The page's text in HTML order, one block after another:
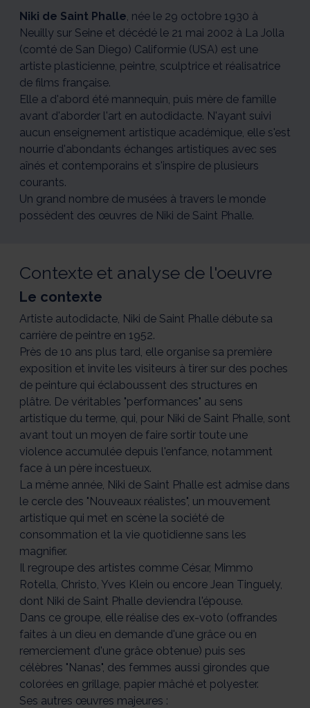
Niki de Saint Phalle, née le 29 octobre 1930 à
Neuilly sur Seine et décédé le 21 mai 2002 à La Jolla
(comté de San Diego) Califormie (USA) est une
artiste plasticienne, peintre, sculptrice et réalisatrice
de films française.
Elle a d'abord été mannequin, puis mère de famille
avant d'aborder l'art en autodidacte. N'ayant suivi
aucun enseignement artistique académique, elle s'est
nourrie d'abondants échanges artistiques avec ses
aînés et contemporains et s'inspire de plusieurs
courants.
Un grand nombre de musées à travers le monde
possèdent des œuvres de Niki de Saint Phalle.
Contexte et analyse de l'oeuvre
Le contexte
Artiste autodidacte, Niki de Saint Phalle débute sa
carrière de peintre en 1952.
Près de 10 ans plus tard, elle organise sa première
exposition et invite les visiteurs à tirer sur des poches
de peinture qui éclaboussent des structures en
plâtre. De véritables "performances" au sens
artistique du terme, qui, pour Niki de Saint Phalle, sont
avant tout un moyen de faire sortir toute une
violence accumulée depuis l'enfance, notamment
face à un père incestueux.
La même année, Niki de Saint Phalle est admise dans
le cercle des "Nouveaux réalistes", un mouvement
artistique qui met en scène la société de
consommation et la vie quotidienne sans les
magnifier.
Il regroupe des artistes comme César, Mimmo
Rotella, Christo, Yves Klein ou encore Jean Tinguely,
dont Niki de Saint Phalle deviendra l'épouse.
Dans ce groupe, elle réalise des ex-voto (offrandes
faites à un dieu en demande d'une grâce ou en
remerciement d'une grâce obtenue) puis ses
célèbres "Nanas", des femmes aussi girondes que
colorées en grillage, papier mâché et polyester.
Ses autres œuvres majeures :